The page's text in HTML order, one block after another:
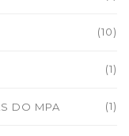
(10)
(1)
DO MPA (1)